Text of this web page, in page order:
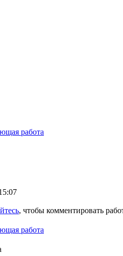
работа
, чтобы комментировать
работа